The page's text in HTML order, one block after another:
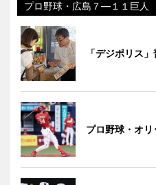
プロ野球・広島７―１１巨人
「デジポリス
プロ野球・オ